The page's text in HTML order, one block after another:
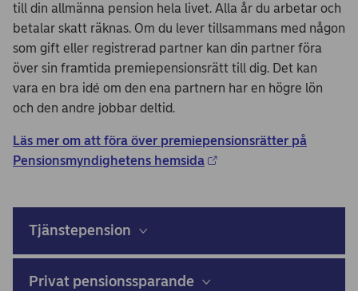
till din allmänna pension hela livet. Alla år du arbetar och
betalar skatt räknas. Om du lever tillsammans med någon
som gift eller registrerad partner kan din partner föra
över sin framtida premiepensionsrätt till dig. Det kan
vara en bra idé om den ena partnern har en högre lön
och den andre jobbar deltid.
Läs mer om att föra över premiepensionsrätter på
Pensionsmyndighetens hemsida
Tjänstepension
Privat pensionssparande